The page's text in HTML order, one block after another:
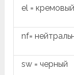
el = кремовый
nf=
sw = черный